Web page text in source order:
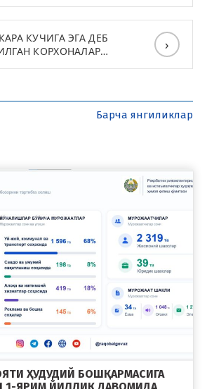
КУЧИГА ЭГА ДЕБ
КОРХОНАЛАР
›
Барча янгиликлар
ҲУДУДИЙ БОШҚАРМАСИГА